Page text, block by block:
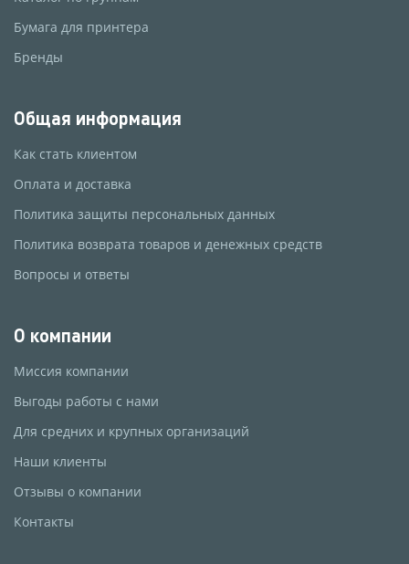
Бумага для принтера
Бренды
Общая информация
Как стать клиентом
Оплата и доставка
Политика защиты персональных данных
Политика возврата товаров и денежных средств
Вопросы и ответы
О компании
Миссия компании
Выгоды работы с нами
Для средних и крупных организаций
Наши клиенты
Отзывы о компании
Контакты